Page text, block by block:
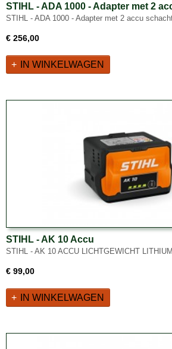
STIHL - ADA 1000 - Adapter met 2
STIHL - ADA 1000 - Adapter met 2 accu
€ 256,00
IN WINKELWAGEN
STIHL - AK 10 Accu
STIHL - AK 10 ACCU LICHTGEWICHT
€ 99,00
IN WINKELWAGEN